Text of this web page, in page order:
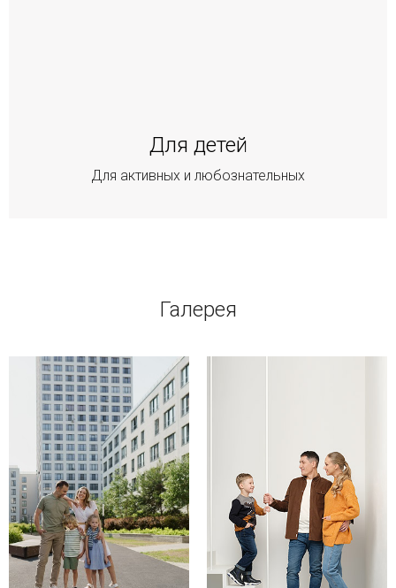
Для детей
Для активных и любознательных
Галерея